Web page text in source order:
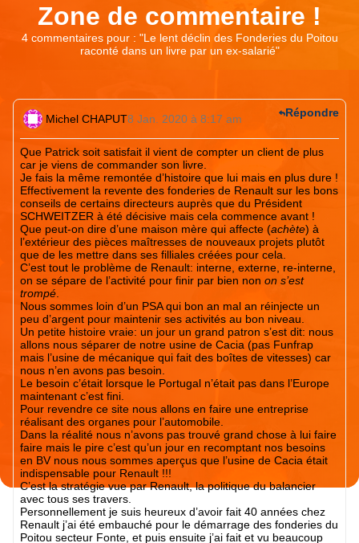
Zone de commentaire !
4 commentaires pour : "Le lent déclin des Fonderies du Poitou
raconté dans un livre par un ex-salarié"
Michel CHAPUT8 Jan. 2020 à 8:17 am
Que Patrick soit satisfait il vient de compter un client de plus
car je viens de commander son livre.
Je fais la même remontée d’histoire que lui mais en plus dure !
Effectivement la revente des fonderies de Renault sur les bons
conseils de certains directeurs auprès que du Président
SCHWEITZER à été décisive mais cela commence avant !
Que peut-on dire d’une maison mère qui affecte (achète) à
l’extérieur des pièces maîtresses de nouveaux projets plutôt
que de les mettre dans ses filliales créées pour cela.
C’est tout le problème de Renault: interne, externe, re-interne,
on se sépare de l’activité pour finir par bien non on s’est
trompé
Nous sommes loin d’un PSA qui bon an mal an réinjecte un
peu d’argent pour maintenir ses activités au bon niveau.
Un petite histoire vraie: un jour un grand patron s’est dit: nous
allons nous séparer de notre usine de Cacia (pas Funfrap
mais l’usine de mécanique qui fait des boîtes de vitesses) car
nous n’en avons pas besoin.
Le besoin c’était lorsque le Portugal n’était pas dans l’Europe
maintenant c’est fini.
Pour revendre ce site nous allons en faire une entreprise
réalisant des organes pour l’automobile.
Dans la réalité nous n’avons pas trouvé grand chose à lui faire
faire mais le pire c’est qu’un jour en recomptant nos besoins
en BV nous nous sommes aperçus que l’usine de Cacia était
indispensable pour Renault !!!
C’est la stratégie vue par Renault, la politique du balancier
avec tous ses travers.
Personnellement je suis heureux d’avoir fait 40 années chez
Renault j’ai été embauché pour le démarrage des fonderies du
Poitou secteur Fonte, et puis ensuite j’ai fait et vu beaucoup
Répondre